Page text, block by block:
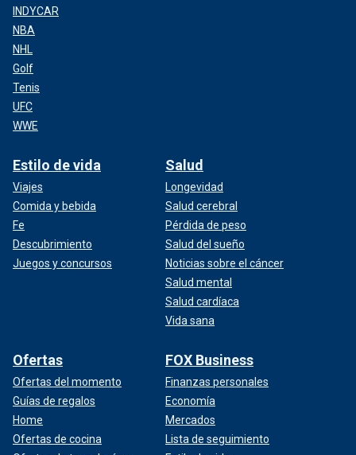
INDYCAR
NBA
NHL
Golf
Tenis
UFC
WWE
Estilo de vida
Viajes
Comida y bebida
Fe
Descubrimiento
Juegos y concursos
Salud
Longevidad
Salud cerebral
Pérdida de peso
Salud del sueño
Noticias sobre el cáncer
Salud mental
Salud cardíaca
Vida sana
Ofertas
Ofertas del momento
Guías de regalos
Home
Ofertas de cocina
FOX Business
Finanzas personales
Economía
Mercados
Lista de seguimiento